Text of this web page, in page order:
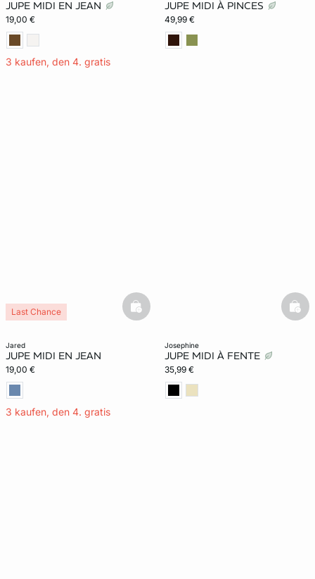
JUPE MIDI EN JEAN
19,00 €
3 kaufen, den 4. gratis
JUPE MIDI À PINCES
49,99 €
jared
JUPE MIDI EN JEAN
19,00 €
3 kaufen, den 4. gratis
Last Chance basketfull
josephine
JUPE MIDI À FENTE
35,99 €